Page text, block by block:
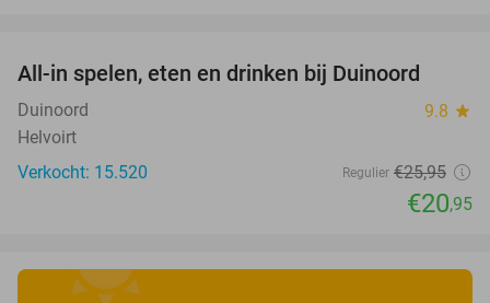
All-in spelen, eten en drinken bij Duinoord
Duinoord 9.8 star
Helvoirt
Verkocht: 15.520
Regulier €25,95
€20,95